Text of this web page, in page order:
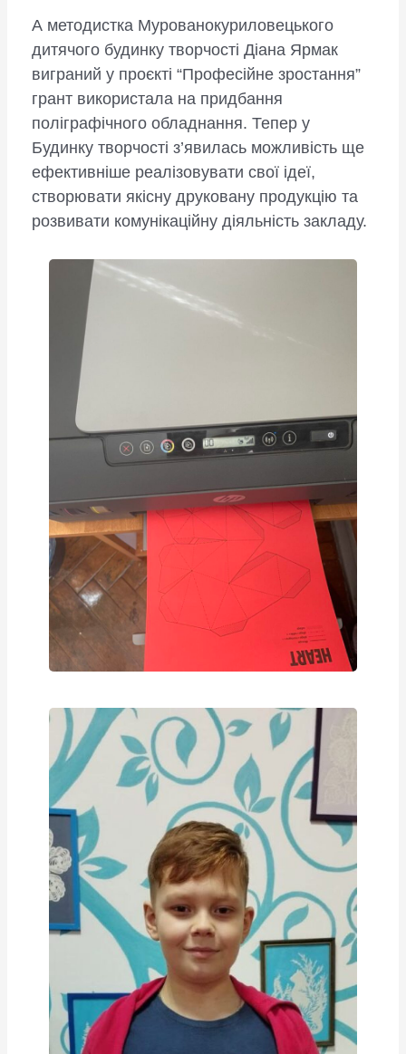
А методистка Мурованокуриловецького
дитячого будинку творчості Діана Ярмак
виграний у проєкті “Професійне зростання”
грант використала на придбання
поліграфічного обладнання. Тепер у
Будинку творчості з’явилась можливість ще
ефективніше реалізовувати свої ідеї,
створювати якісну друковану продукцію та
розвивати комунікаційну діяльність закладу.